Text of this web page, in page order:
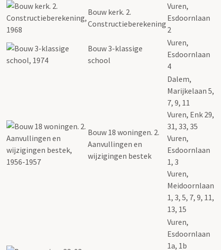
Bouw kerk. 2.
Constructieberekening
Vuren,
Esdoornlaan
2
Bouw 3-klassige
school
Vuren,
Esdoornlaan
4
Bouw 18 woningen. 2.
Aanvullingen en
wijzigingen bestek
Dalem,
Marijkelaan 5,
7, 9, 11
Vuren, Enk 29,
31, 33, 35
Vuren,
Esdoornlaan
1, 3
Vuren,
Meidoornlaan
1, 3, 5, 7, 9, 11,
13, 15
Vuren,
Esdoornlaan
1a, 1b